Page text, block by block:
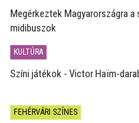
Megérkeztek Magyarországra
midibuszok
KULTÚRA
Színi játékok - Victor Haïm-
FEHÉRVÁRI SZÍNES